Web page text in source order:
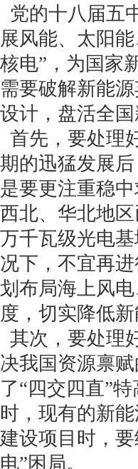
党的十八届五
展风能、太阳
核电”，为国家
需要破解新能
设计，盘活全
首先，要处理
期的迅猛发展
是要更注重稳
西北、华北地
万千瓦级光电
况下，不宜再
划布局海上风
度，切实降低
其次，要处理
决我国资源禀
了“四交四直”
时，现有的新
建设项目时，
电”困局。